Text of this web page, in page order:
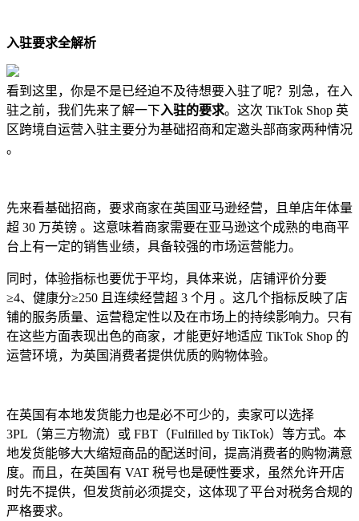
入驻要求全解析
看到这里，你是不是已经迫不及待想要入驻了呢？别急，在入
驻之前，我们先来了解一下入驻的要求。这次 TikTok Shop 英
区跨境自运营入驻主要分为基础招商和定邀头部商家两种情况
。
先来看基础招商，要求商家在英国亚马逊经营，且单店年体量
超 30 万英镑 。这意味着商家需要在亚马逊这个成熟的电商平
台上有一定的销售业绩，具备较强的市场运营能力。
同时，体验指标也要优于平均，具体来说，店铺评价分要
≥4、健康分≥250 且连续经营超 3 个月 。这几个指标反映了店
铺的服务质量、运营稳定性以及在市场上的持续影响力。只有
在这些方面表现出色的商家，才能更好地适应 TikTok Shop 的
运营环境，为英国消费者提供优质的购物体验。
在英国有本地发货能力也是必不可少的，卖家可以选择
3PL（第三方物流）或 FBT（Fulfilled by TikTok）等方式。本
地发货能够大大缩短商品的配送时间，提高消费者的购物满意
度。而且，在英国有 VAT 税号也是硬性要求，虽然允许开店
时先不提供，但发货前必须提交，这体现了平台对税务合规的
严格要求。